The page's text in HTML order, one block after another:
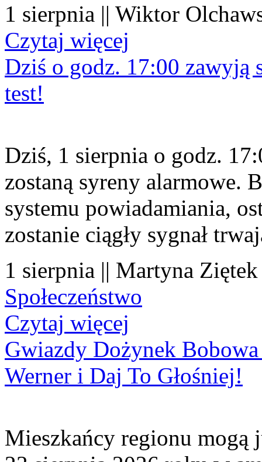
1 sierpnia || Wiktor
Czytaj więcej
Dziś o godz. 17:00 zawyją
test!
Dziś, 1 sierpnia o godz.
zostaną syreny alarmowe.
systemu powiadamiania,
zostanie ciągły sygnał
1 sierpnia || Martyna
Społeczeństwo
Czytaj więcej
Gwiazdy Dożynek Bobowa
Werner i Daj To Głośniej!
Mieszkańcy regionu mogą